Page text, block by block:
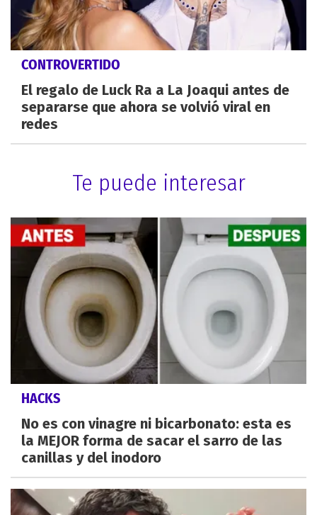
CONTROVERTIDO
El regalo de Luck Ra a La Joaqui antes de
separarse que ahora se volvió viral en
redes
Te puede interesar
HACKS
No es con vinagre ni bicarbonato: esta es
la MEJOR forma de sacar el sarro de las
canillas y del inodoro